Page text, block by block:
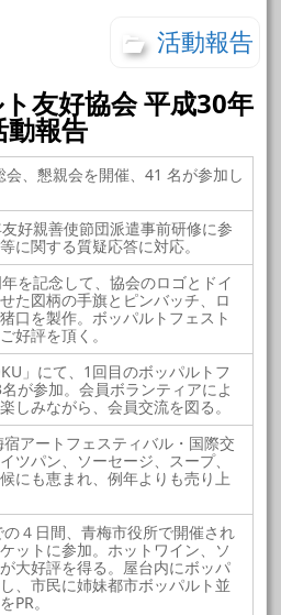
活動報告
友好協会 平成30年
動報告
、懇親会を開催、41 名が参加し
好親善使節団派遣事前研修に参
に関する質疑応答に対応。
を記念して、協会のロゴとドイ
た図柄の手旗とピンバッチ、ロ
口を製作。ボッパルトフェスト
好評を頂く。
」にて、1回目のボッパルトフ
が参加。会員ボランティアによ
しみながら、会員交流を図る。
アートフェスティバル・国際交
ツパン、ソーセージ、スープ、
にも恵まれ、例年よりも売り上
４日間、青梅市役所で開催され
ットに参加。ホットワイン、ソ
大好評を得る。屋台内にボッパ
、市民に姉妹都市ボッパルト並
PR。